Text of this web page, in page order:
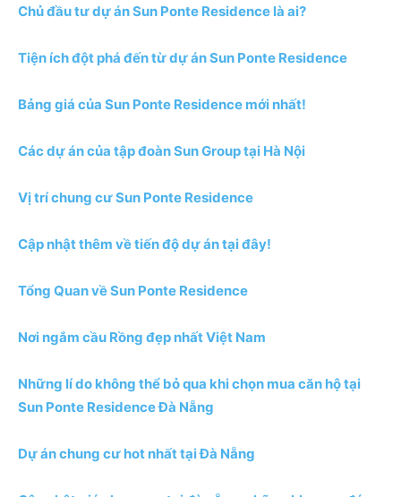
Chủ đầu tư dự án Sun Ponte Residence là ai?
Tiện ích đột phá đến từ dự án Sun Ponte Residence
Bảng giá của Sun Ponte Residence mới nhất!
Các dự án của tập đoàn Sun Group tại Hà Nội
Vị trí chung cư Sun Ponte Residence
Cập nhật thêm về tiến độ dự án tại đây!
Tổng Quan về Sun Ponte Residence
Nơi ngắm cầu Rồng đẹp nhất Việt Nam
Những lí do không thể bỏ qua khi chọn mua căn hộ tại
Sun Ponte Residence Đà Nẵng
Dự án chung cư hot nhất tại Đà Nẵng